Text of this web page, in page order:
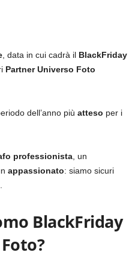
, data in cui cadrà il BlackFriday
Partner Universo Foto
dell’anno più atteso per i
professionista , un
appassionato: siamo sicuri
BlackFriday